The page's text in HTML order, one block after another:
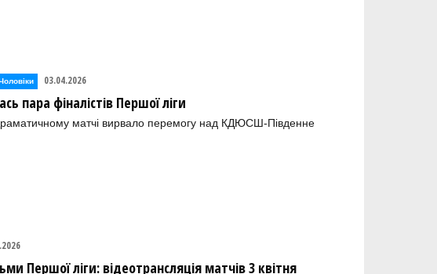
03.04.2026
пара фіналістів Першої ліги
матчі вирвало перемогу над КДЮСШ-Південне
Першої ліги: відеотрансляція матчів 3 квітня